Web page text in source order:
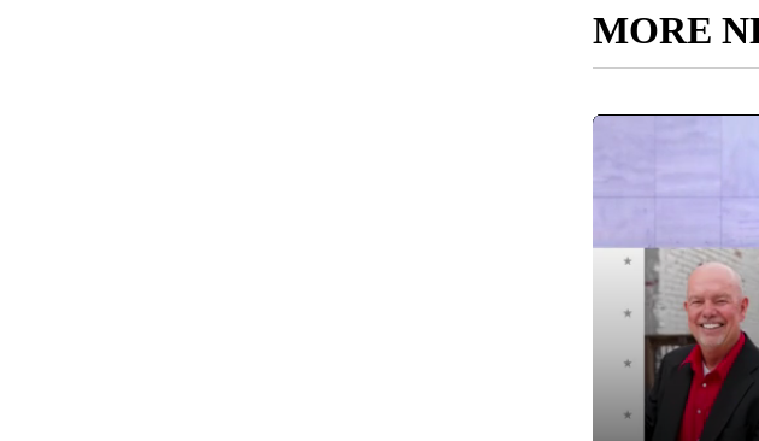
MORE